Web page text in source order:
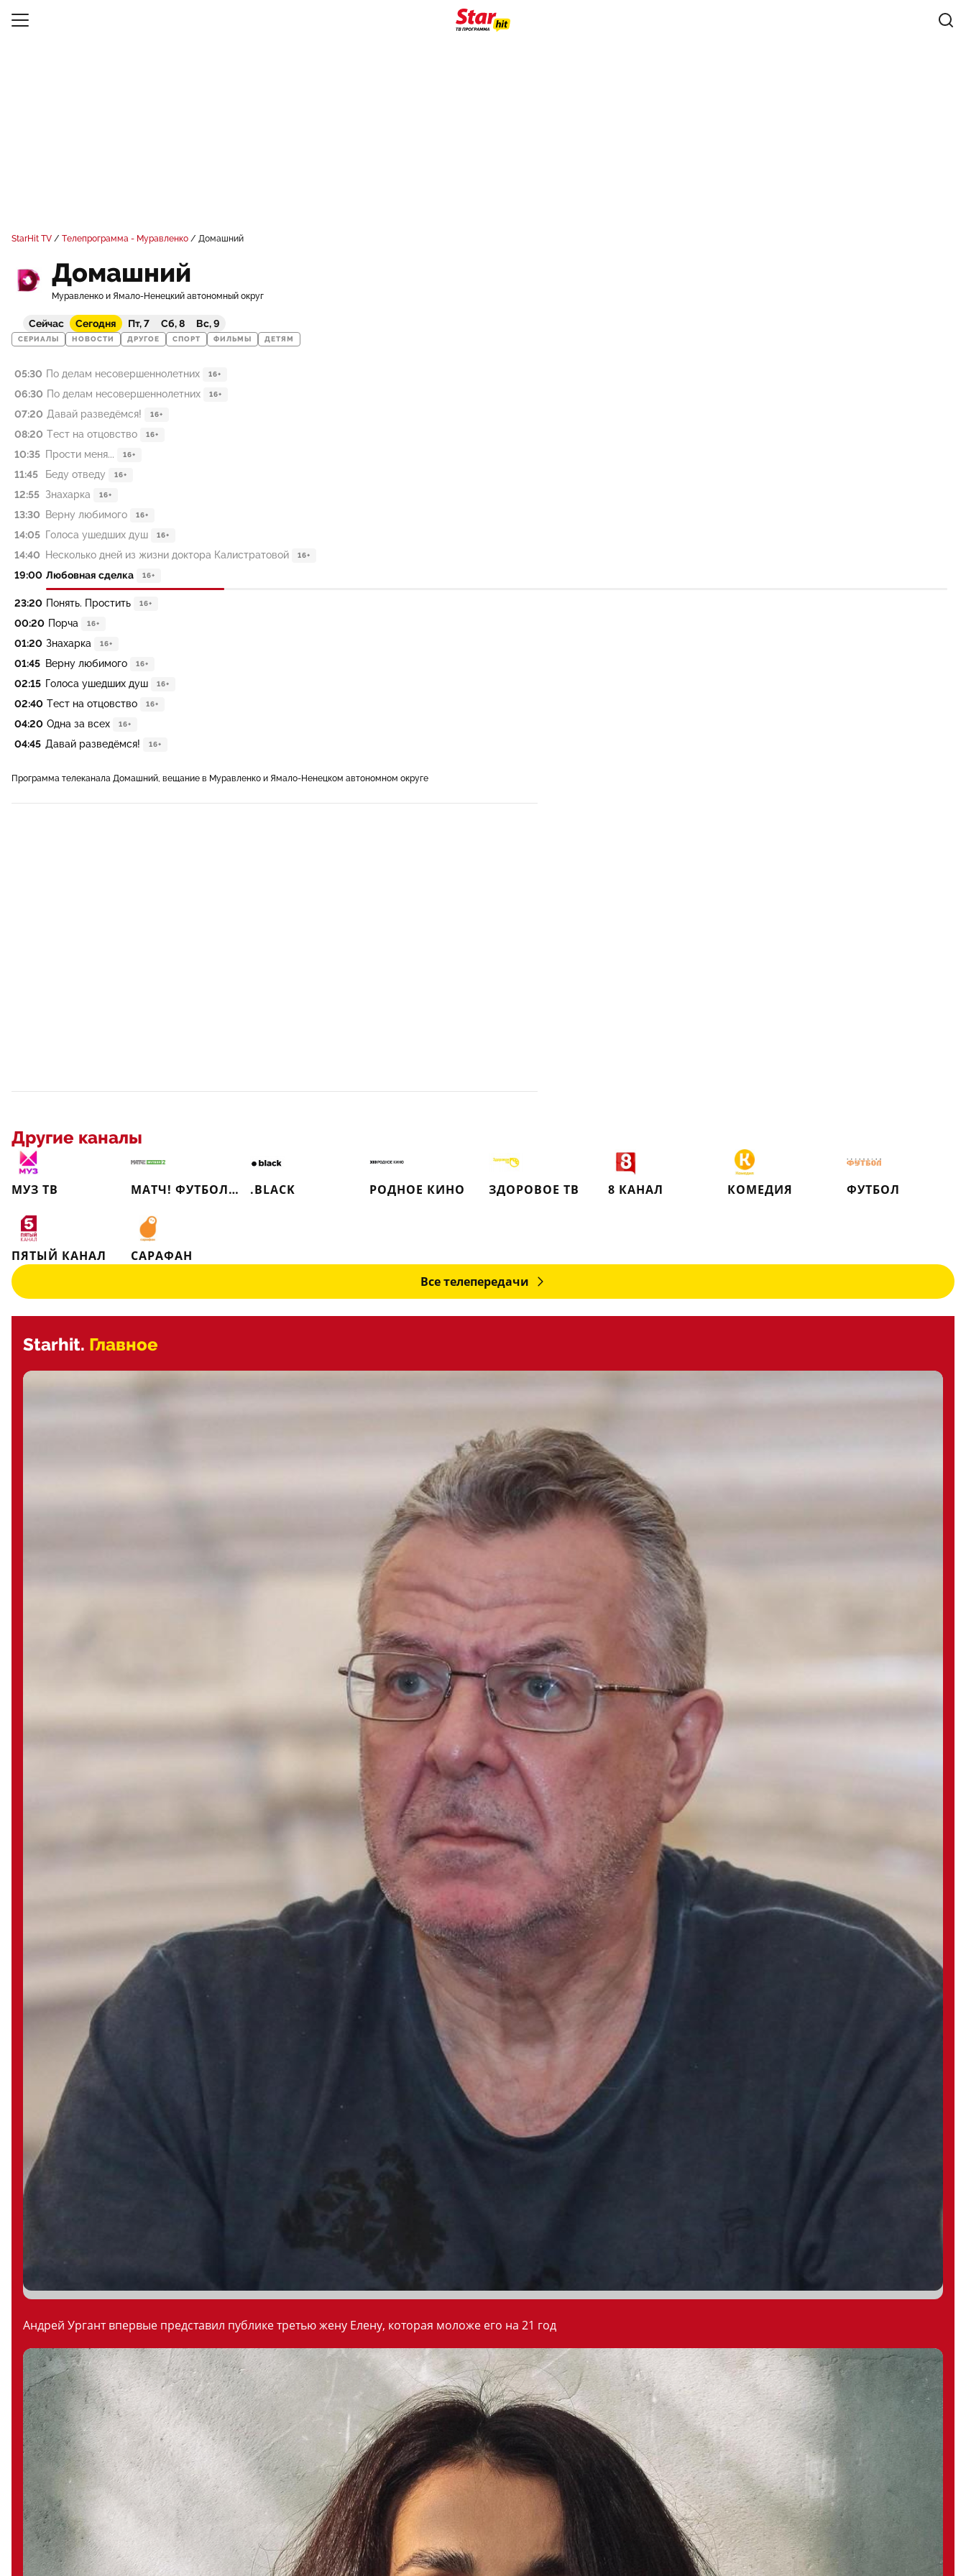
StarHit TV Телепрограмма - Муравленко Домашний
Домашний
Муравленко и Ямало-Ненецкий автономный округ
Сейчас Сегодня Пт, 7 Сб, 8 Вс, 9
СЕРИАЛЫ НОВОСТИ ДРУГОЕ СПОРТ ФИЛЬМЫ ДЕТЯМ
05:30 По делам несовершеннолетних 16+
06:30 По делам несовершеннолетних 16+
07:20 Давай разведёмся! 16+
08:20 Тест на отцовство 16+
10:35 Прости меня... 16+
11:45 Беду отведу 16+
12:55 Знахарка 16+
13:30 Верну любимого 16+
14:05 Голоса ушедших душ 16+
14:40 Несколько дней из жизни доктора Калистратовой 16+
19:00 Любовная сделка 16+
23:20 Понять. Простить 16+
00:20 Порча 16+
01:20 Знахарка 16+
01:45 Верну любимого 16+
02:15 Голоса ушедших душ 16+
02:40 Тест на отцовство 16+
04:20 Одна за всех 16+
04:45 Давай разведёмся! 16+
Программа телеканала Домашний, вещание в Муравленко и Ямало-Ненецком автономном округе
Другие каналы
МУЗ ТВ МАТЧ! ФУТБОЛ 2 .BLACK РОДНОЕ КИНО ЗДОРОВОЕ ТВ 8 КАНАЛ КОМЕДИЯ ФУТБОЛ
ПЯТЫЙ КАНАЛ
САРАФАН
Все телепередачи
Starhit. Главное
Андрей Ургант впервые представил публике третью жену Елену, которая моложе его на 21 год